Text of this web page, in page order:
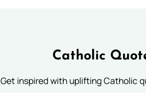
Catholic
Get inspired with uplifting Catholic